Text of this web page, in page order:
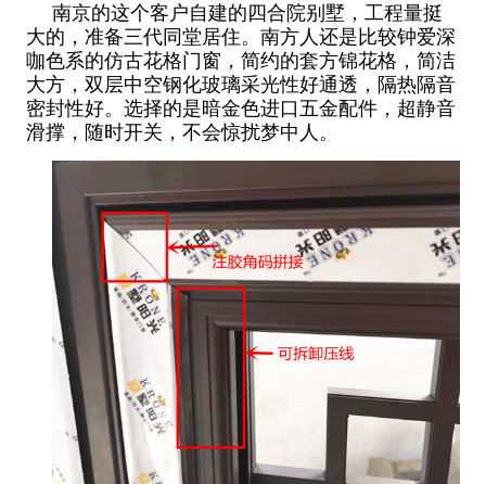
南京的这个客户自建的四合院别墅，工程量挺
大的，准备三代同堂居住。南方人还是比较钟爱深
咖色系的仿古花格门窗，简约的套方锦花格，简洁
大方，双层中空钢化玻璃采光性好通透，隔热隔音
密封性好。选择的是暗金色进口五金配件，超静音
滑撑，随时开关，不会惊扰梦中人。